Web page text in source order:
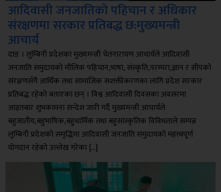
आदिवासी जनजातिको पहिचान र अधिकार
संरक्षणमा सरकार प्रतिबद्ध छ:मुख्यमन्त्री
आचार्य
दाङ । लुम्बिनी प्रदेशका मुख्यमन्त्री चेतनारायण आचार्यले आदिवासी
जनजाति समुदायको मौलिक पहिचान,भाषा, संस्कृति,परम्परा,ज्ञान र सीपको
संरक्षणसँगै आर्थिक तथा सामाजिक सशक्तीकरणका लागि प्रदेश सरकार
प्रतिबद्ध रहेको बताएका छन् । विश्व आदिवासी दिवसका अवसरमा
आइतबार शुभकामना सन्देश जारी गर्दै मुख्यमन्त्री आचार्यले
बहुजातीय,बहुभाषिक,बहुधार्मिक तथा बहुसांस्कृतिक विविधताले सम्पन्न
लुम्बिनी प्रदेशको समृद्धिमा आदिवासी जनजाति समुदायको महत्त्वपूर्ण
योगदान रहेको उल्लेख गरेका […]